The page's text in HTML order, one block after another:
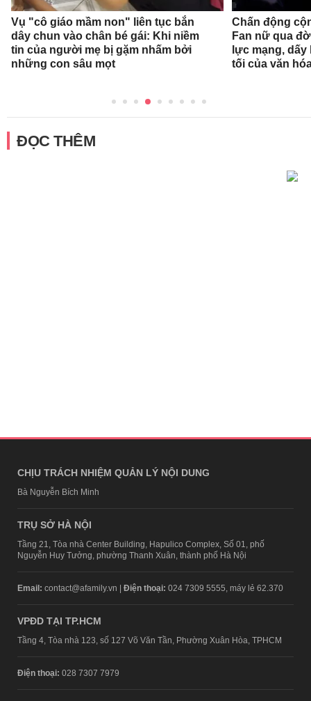
Vụ "cô giáo mầm non" liên tục bắn
dây chun vào chân bé gái: Khi niềm
tin của người mẹ bị gặm nhấm bởi
những con sâu mọt
Chấn động
Fan nữ qua
lực mạng,
tối của văn
ĐỌC THÊM
CHỊU TRÁCH NHIỆM QUẢN LÝ NỘI DUNG
Bà Nguyễn Bích Minh
TRỤ SỞ HÀ NỘI
Tầng 21, Tòa nhà Center Building, Hapulico Complex, Số 01, phố
Nguyễn Huy Tưởng, phường Thanh Xuân, thành phố Hà Nội
Email: contact@afamily.vn | Điện thoại: 024 7309 5555, máy lẻ 62.370
VPĐD TẠI TP.HCM
Tầng 4, Tòa nhà 123, số 127 Võ Văn Tần, Phường Xuân Hòa, TPHCM
Điện thoại: 028 7307 7979